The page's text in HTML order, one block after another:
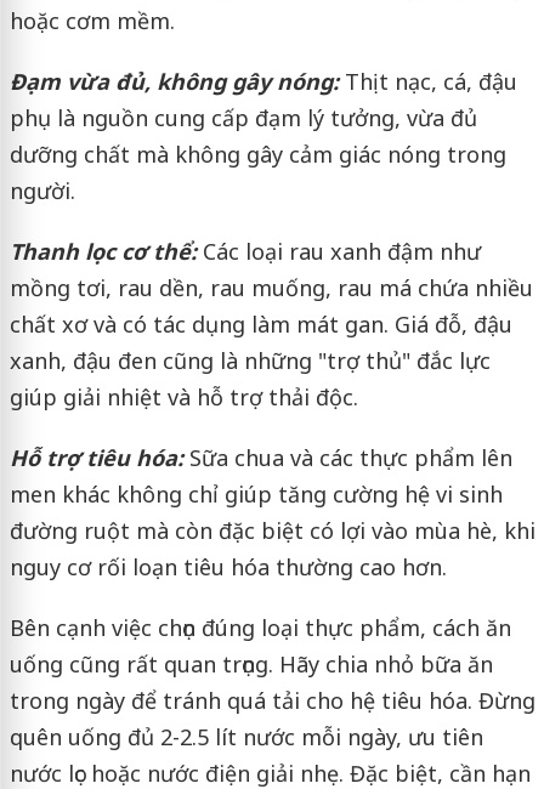
hoặc cơm mềm.
Đạm vừa đủ, không gây nóng:Thịt nạc, cá, đậu
phụ là nguồn cung cấp đạm lý tưởng, vừa đủ
dưỡng chất mà không gây cảm giác nóng trong
người.
Thanh lọc cơ thể:Các loại rau xanh đậm như
mồng tơi, rau dền, rau muống, rau má chứa nhiều
chất xơ và có tác dụng làm mát gan. Giá đỗ, đậu
xanh, đậu đen cũng là những "trợ thủ" đắc lực
giúp giải nhiệt và hỗ trợ thải độc.
Hỗ trợ tiêu hóa:Sữa chua và các thực phẩm lên
men khác không chỉ giúp tăng cường hệ vi sinh
đường ruột mà còn đặc biệt có lợi vào mùa hè, khi
nguy cơ rối loạn tiêu hóa thường cao hơn.
Bên cạnh việc chọn đúng loại thực phẩm, cách ăn
uống cũng rất quan trọng. Hãy chia nhỏ bữa ăn
trong ngày để tránh quá tải cho hệ tiêu hóa. Đừng
quên uống đủ 2-2.5 lít nước mỗi ngày, ưu tiên
nước lọc hoặc nước điện giải nhẹ. Đặc biệt, cần hạn